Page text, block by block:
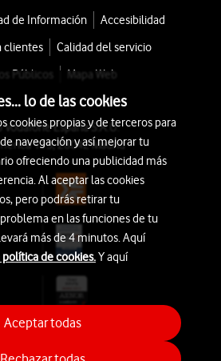
de Información
Accesibilidad
clientes
Calidad del servicio
Públicos
Mapa Web
España S.A.U.
115, 28042 Madrid
lo de las cookies
cookies propias y de terceros para
navegación y así mejorar tu
ofreciendo una publicidad más
Al aceptar las cookies
pero podrás retirar tu
en las funciones de tu
más de 4 minutos. Aquí
política de cookies.Y aquí
Aceptar todas